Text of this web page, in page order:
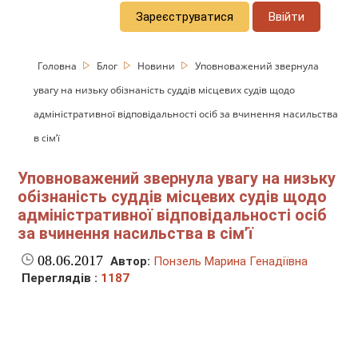
Зареєструватися Ввійти
Головна Блог Новини
Уповноважений звернула
увагу на низьку обізнаність суддів місцевих судів щодо
адміністративної відповідальності осіб за вчинення насильства
в сім’ї
Уповноважений звернула увагу на низьку
обізнаність суддів місцевих судів щодо
адміністративної відповідальності осіб
за вчинення насильства в сім’ї
08.06.2017 Автор: Понзель Марина Генадіївна
Переглядів : 1187